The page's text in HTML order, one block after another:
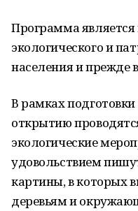
Программа
экологического и
населения и прежде
В рамках
открытию
экологические
удовольствием
картины, в которых
деревьям и